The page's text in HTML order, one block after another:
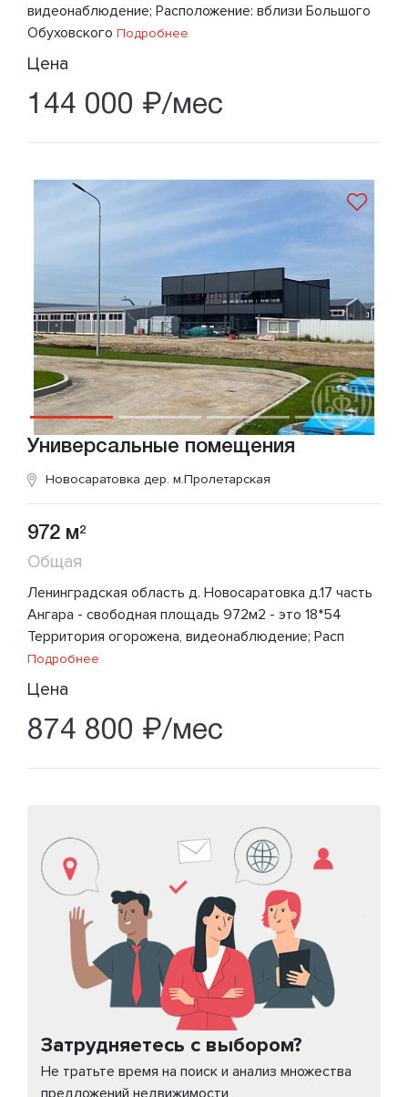
видеонаблюдение; Расположение: вблизи Большого
Обуховского Подробнее
Цена
144 000 ₽/мес
Универсальные помещения
Новосаратовка дер. м.Пролетарская
972 м2
Общая
Ленинградская область д. Новосаратовка д.17 часть
Ангара - свободная площадь 972м2 - это 18*54
Территория огорожена, видеонаблюдение; Расп
Подробнее
Цена
874 800 ₽/мес
Затрудняетесь с выбором?
Не тратьте время на поиск и анализ множества
предложений недвижимости